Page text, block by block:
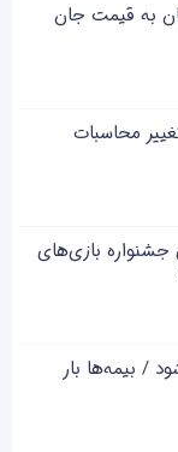
به قیمت جان
محاسبات
جشنواره بازی‌های
/ بیمه‌ها بار